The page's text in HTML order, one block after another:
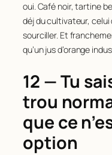
oui. Café noir, tartine
déj du cultivateur, celui
sourciller. Et
qu’un jus d’orange
12 — Tu
trou
que ce
option